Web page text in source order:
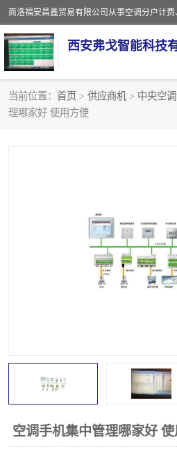
西安弗戈智能科技
当前位置： 首页 > 供应商机 > 中央空
理哪家好 使用方便
空调手机集中管理哪家好
中央空调集中控制
中央空调计费系统